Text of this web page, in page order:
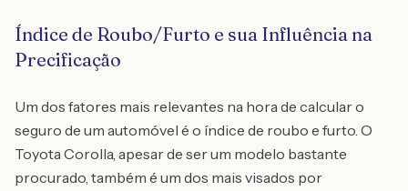
Índice de Roubo/Furto e sua Influência na
Precificação
Um dos fatores mais relevantes na hora de calcular o
seguro de um automóvel é o índice de roubo e furto. O
Toyota Corolla, apesar de ser um modelo bastante
procurado, também é um dos mais visados por